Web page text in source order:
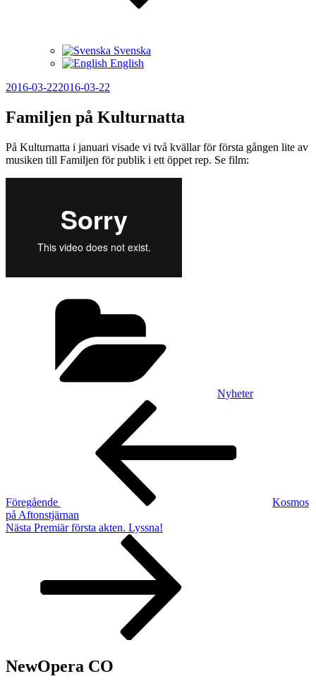
Svenska
English
Publicerat
2016-03-222016-03-22
Familjen på Kulturnatta
På Kulturnatta i januari visade vi två kvällar för första gången lite av
musiken till Familjen för publik i ett öppet rep. Se film:
Nyheter
Inläggsnavigering
Föregående
Kosmos
på Aftonstjärnan
Nästa
Nästa Premiär första akten. Lyssna!
NewOpera CO